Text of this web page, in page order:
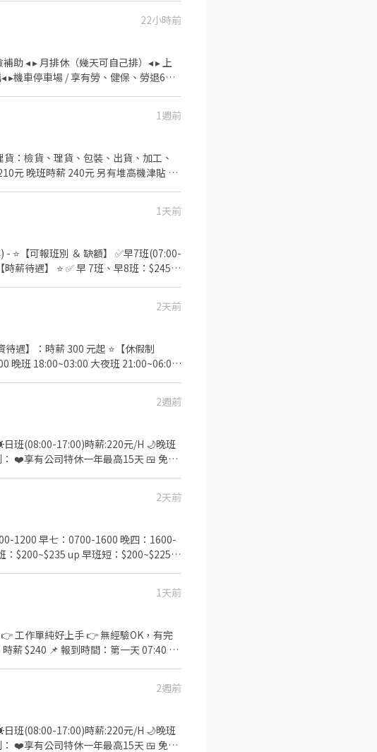
貨員為主要理貨工作但會操作到簡易
：08:00~17:00 晚班：18:00~03:00 (直
貨晚班$240 ➡️文書
號 ▶近機場 ❣️TAO5：桃園市觀音區
r/p8ECMPGJbb 🚚🚚 🚚
＝＝＝＝ ✅【休假制度】排休制 (依現
錄取 可立即上工！ ➡️廠區有工業大電
強檔專案推出，讓你工作更有動力，
＝＝＝＝＝＝＝＝＝＝＝＝＝＝＝＝ ⚠️面試、應徵請線上預約，勿直接跑現場唷⚠️
22小時前
助 ◂ ▸ 月排休（幾天可自己排）◂ ▸ 上
機車停車場 / 享有勞、健保、勞退6％◂
$82,697(含加班) ⭕夜班
～15:45★07:30～16:15★08:00～
22:15★14:00-22:45★14:30-
1週前
1天前
⭐【可報班別 ＆ 缺額】 ✅早7班(07:00-
868 / 02-77306160 謝小芬
HR09
2天前
遇】：時薪 300 元起 ⭐【休假制
晚班 18:00~03:00 大夜班 21:00~06:00
2週前
班(08:00-17:00)時薪:220元/H 🌙晚班
❤️享有公司特休一年最高15天 🍱 免費
108號 TAO6-桃園市大園區航翔路115
2天前
1200 早七：0700-1600 晚四：1600-
$200~$235 up 早班短：$200~$225
1天前
2週前